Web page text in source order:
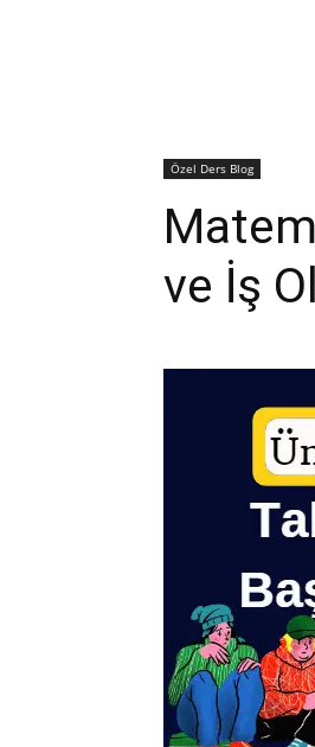
Özel Ders Blog
ve İş